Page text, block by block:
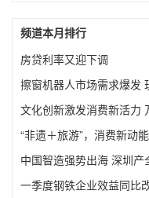
频道本月排行
房贷利率又迎下调
擦窗机器人市场需求爆发
文化创新激发消费新活力
“非遗＋旅游”，消费新动能
中国智造强势出海 深圳
一季度钢铁企业效益同比